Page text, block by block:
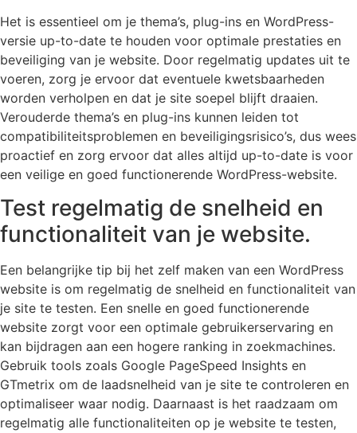
Het is essentieel om je thema’s, plug-ins en WordPress-
versie up-to-date te houden voor optimale prestaties en
beveiliging van je website. Door regelmatig updates uit te
voeren, zorg je ervoor dat eventuele kwetsbaarheden
worden verholpen en dat je site soepel blijft draaien.
Verouderde thema’s en plug-ins kunnen leiden tot
compatibiliteitsproblemen en beveiligingsrisico’s, dus wees
proactief en zorg ervoor dat alles altijd up-to-date is voor
een veilige en goed functionerende WordPress-website.
Test regelmatig de snelheid en
functionaliteit van je website.
Een belangrijke tip bij het zelf maken van een WordPress
website is om regelmatig de snelheid en functionaliteit van
je site te testen. Een snelle en goed functionerende
website zorgt voor een optimale gebruikerservaring en
kan bijdragen aan een hogere ranking in zoekmachines.
Gebruik tools zoals Google PageSpeed Insights en
GTmetrix om de laadsnelheid van je site te controleren en
optimaliseer waar nodig. Daarnaast is het raadzaam om
regelmatig alle functionaliteiten op je website te testen,